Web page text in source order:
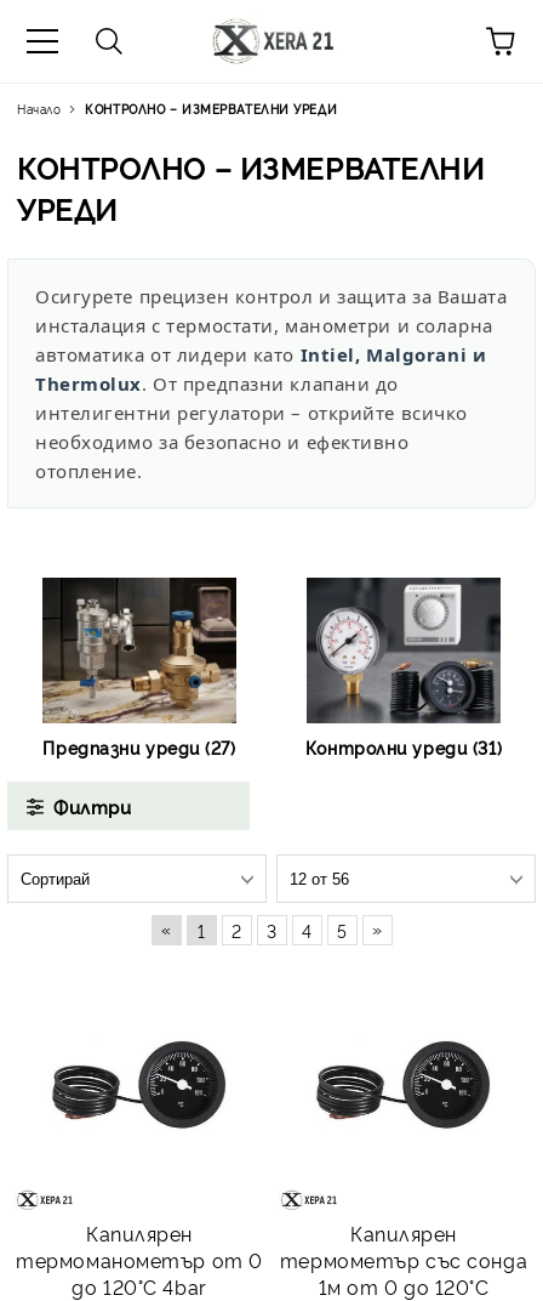
Начало КОНТРОЛНО – ИЗМЕРВАТЕЛНИ УРЕДИ
КОНТРОЛНО – ИЗМЕРВАТЕЛНИ
УРЕДИ
Осигурете прецизен контрол и защита за Вашата
инсталация с термостати, манометри и соларна
автоматика от лидери като Intiel, Malgorani и
Thermolux. От предпазни клапани до
интелигентни регулатори – открийте всичко
необходимо за безопасно и ефективно
отопление.
Предпазни уреди (27) Контролни уреди (31)
Филтри
« 1 2 3 4 5 »
Капилярен
термоманометър от 0
до 120°С 4bar
Капилярен
термометър със сонда
1м от 0 до 120°С